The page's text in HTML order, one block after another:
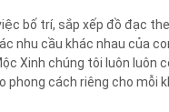
bố trí, sắp xếp đồ đạc
nhu cầu khác nhau của
Xinh chúng tôi luôn luôn
cách riêng cho mỗi